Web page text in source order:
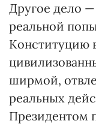
Другое дело
реальной
Конституцию
ширмой,
реальных
Президентом